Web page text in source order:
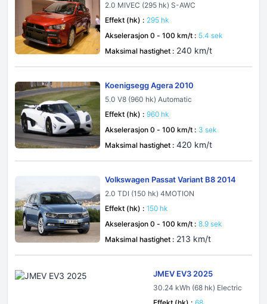
2.0 MIVEC (295 hk) S-AWC
Effekt (hk) : 295 hk
Akselerasjon 0 - 100 km/t : 5.4 sek
Maksimal hastighet : 240 km/t
Koenigsegg Agera 2010
5.0 V8 (960 hk) Automatic
Effekt (hk) : 960 hk
Akselerasjon 0 - 100 km/t : 3 sek
Maksimal hastighet : 420 km/t
Volkswagen Passat Variant B8 2014
2.0 TDI (150 hk) 4MOTION
Effekt (hk) : 150 hk
Akselerasjon 0 - 100 km/t : 8.9 sek
Maksimal hastighet : 213 km/t
JMEV EV3 2025
30.24 kWh (68 hk) Electric